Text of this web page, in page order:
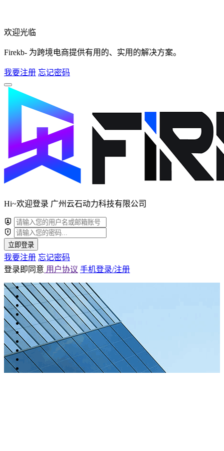
欢迎光临
Firekb- 为跨境电商提供有用的、实用的解决方案。
我要注册 忘记密码
Hi~欢迎登录 广州云石动力科技有限公司
立即登录
我要注册 忘记密码
登录即同意 用户协议 手机登录/注册